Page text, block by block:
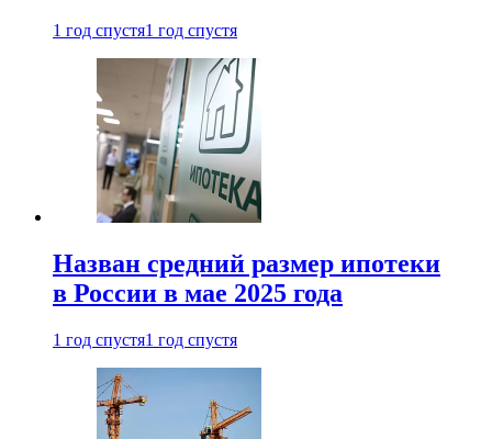
1 год спустя1 год спустя
Назван средний размер ипотеки
в России в мае 2025 года
1 год спустя1 год спустя